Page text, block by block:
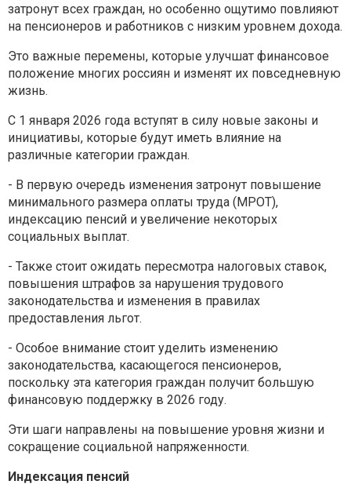
затронут всех граждан, но особенно ощутимо повлияют
на пенсионеров и работников с низким уровнем дохода.
Это важные перемены, которые улучшат финансовое
положение многих россиян и изменят их повседневную
жизнь.
С 1 января 2026 года вступят в силу новые законы и
инициативы, которые будут иметь влияние на
различные категории граждан.
- В первую очередь изменения затронут повышение
минимального размера оплаты труда (МРОТ),
индексацию пенсий и увеличение некоторых
социальных выплат.
- Также стоит ожидать пересмотра налоговых ставок,
повышения штрафов за нарушения трудового
законодательства и изменения в правилах
предоставления льгот.
- Особое внимание стоит уделить изменению
законодательства, касающегося пенсионеров,
поскольку эта категория граждан получит большую
финансовую поддержку в 2026 году.
Эти шаги направлены на повышение уровня жизни и
сокращение социальной напряженности.
Индексация пенсий